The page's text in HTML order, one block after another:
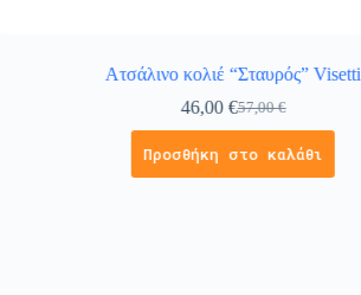
Ατσάλινο κολιέ “Σταυρός” Visetti
57,00€
46,00 €
Προσθήκη στο καλάθι